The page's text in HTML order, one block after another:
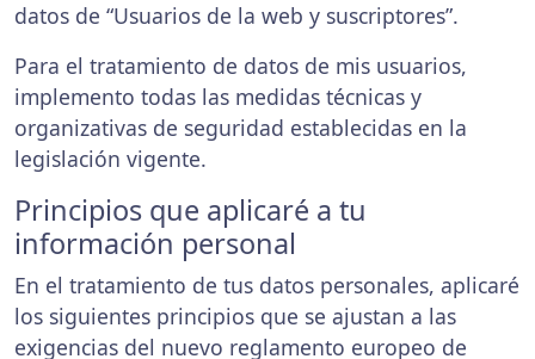
datos de “Usuarios de la web y suscriptores”.
Para el tratamiento de datos de mis usuarios,
implemento todas las medidas técnicas y
organizativas de seguridad establecidas en la
legislación vigente.
Principios que aplicaré a tu
información personal
En el tratamiento de tus datos personales, aplicaré
los siguientes principios que se ajustan a las
exigencias del nuevo reglamento europeo de